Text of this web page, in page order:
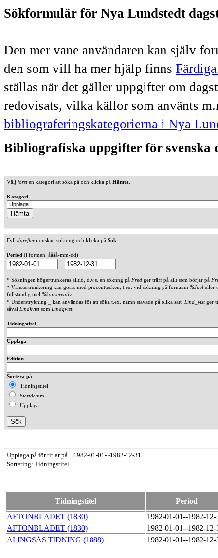
Sökformulär för Nya Lundstedt
Den mer vane användaren kan själv
den som vill ha mer hjälp finns
ställas när det gäller uppgifter om
redovisats, vilka källor som använts
bibliograferingskategorierna i Nya
Bibliografiska uppgifter för svenska
Välj försten kategori att söka på och klicka på Hämta
Kategori
Fyll därefteri önskad sökning och klicka på Sök
Period (i formen: åååå-mm-dd)
--
* Sökningen högertrunkeras alltid, d.v.s. en söknng på Fred ger träff på allt som börjar på
* Vänstertrunkering kan göras med procenttecken, t.ex. vid sökning på förnamn %Joel eller
fullständig titel %konservativ
* Understrykning _ kan användas för att söka t.ex. namn stavade på olika sätt. Lind_vistger
såväl Lindkvistsom Lindqvist.
Tidningstitel
Upplaga
Edition
Sortera på
Tidningstitel
Startdatum
Upplaga
Upplaga på för titlar på 1982-01-01- -1982-12-31
Sortering: Tidningstitel
Tidningstitel
Period
AFTONBLADET (1830)
1982-01-01--1982-
AFTONBLADET (1830)
1982-01-01--1982-
ALINGSÅS TIDNING (1888)
1982-01-01--1982-